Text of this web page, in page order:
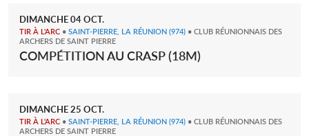
DIMANCHE04OCT.
TIR À L'ARC • SAINT-PIERRE, LA RÉUNION (974) • CLUB RÉUNIONNAIS DES
ARCHERS DE SAINT PIERRE
COMPÉTITION AU CRASP (18M)
DIMANCHE25 OCT.
TIR À L'ARC • SAINT-PIERRE, LA RÉUNION (974) • CLUB RÉUNIONNAIS DES
ARCHERS DE SAINT PIERRE